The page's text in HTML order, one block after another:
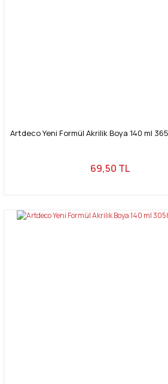
Artdeco Yeni Formül Akrilik Boya 140 ml
69,50 TL